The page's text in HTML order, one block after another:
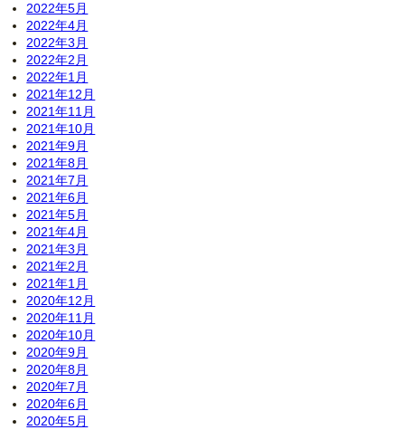
2022年5月
2022年4月
2022年3月
2022年2月
2022年1月
2021年12月
2021年11月
2021年10月
2021年9月
2021年8月
2021年7月
2021年6月
2021年5月
2021年4月
2021年3月
2021年2月
2021年1月
2020年12月
2020年11月
2020年10月
2020年9月
2020年8月
2020年7月
2020年6月
2020年5月